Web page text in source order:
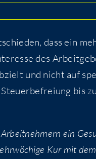
dass ein
des
und nicht auf
bis
ein
Kur mit